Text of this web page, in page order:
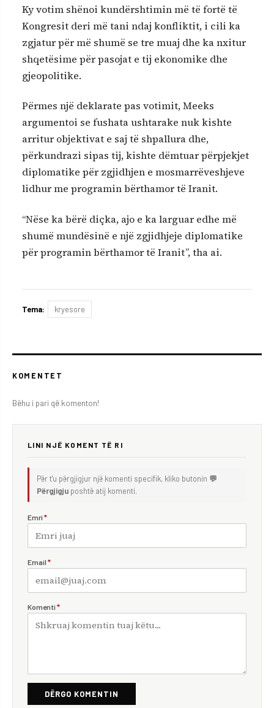
Ky votim shënoi kundërshtimin më të fortë të
Kongresit deri më tani ndaj konfliktit, i cili ka
zgjatur për më shumë se tre muaj dhe ka nxitur
shqetësime për pasojat e tij ekonomike dhe
gjeopolitike.
Përmes një deklarate pas votimit, Meeks
argumentoi se fushata ushtarake nuk kishte
arritur objektivat e saj të shpallura dhe,
përkundrazi sipas tij, kishte dëmtuar përpjekjet
diplomatike për zgjidhjen e mosmarrëveshjeve
lidhur me programin bërthamor të Iranit.
“Nëse ka bërë diçka, ajo e ka larguar edhe më
shumë mundësinë e një zgjidhjeje diplomatike
për programin bërthamor të Iranit”, tha ai.
Tema: kryesore
KOMENTET
Bëhu i pari që komenton!
LINI NJË KOMENT TË RI
Për t'u përgjigjur një komenti specifik, kliko butonin 💬
Përgjigju poshtë atij komenti.
Emri *
Email *
Komenti *
DËRGO KOMENTIN